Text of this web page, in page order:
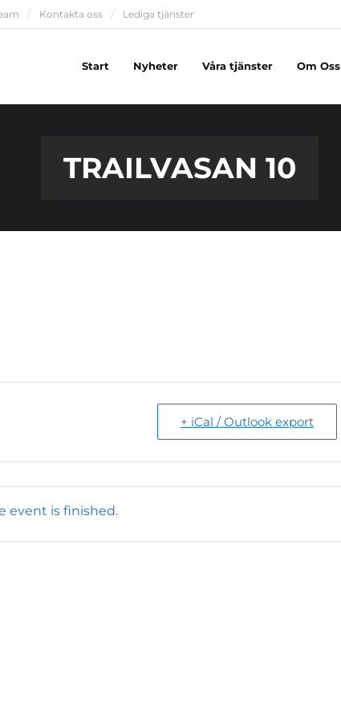
Kontakta oss Lediga tjänster
Start Nyheter Våra tjänster Om Oss
TRAILVASAN 10
+ iCal / Outlook export
event is finished.